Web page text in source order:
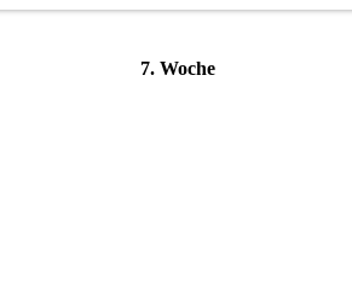
7. Woche